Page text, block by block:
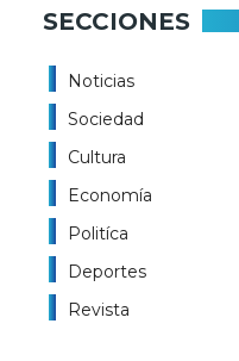
SECCIONES
Noticias
Sociedad
Cultura
Economía
Politíca
Deportes
Revista